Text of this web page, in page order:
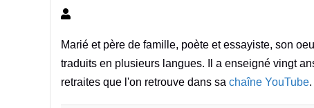
Jacques Gauthier
Marié et père de famille, poète et essayiste, son
traduits en plusieurs langues. Il a enseigné vingt
retraites que l'on retrouve dans sa chaîne YouTube